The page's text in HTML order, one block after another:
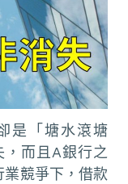
是「塘水滾塘
而且A銀行之
業競爭下，借款